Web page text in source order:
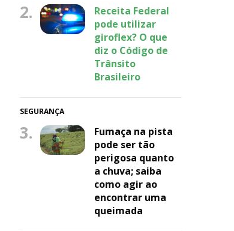
2.
Receita Federal
pode utilizar
giroflex? O que
diz o Código de
Trânsito
Brasileiro
SEGURANÇA
3.
Fumaça na pista
pode ser tão
perigosa quanto
a chuva; saiba
como agir ao
encontrar uma
queimada